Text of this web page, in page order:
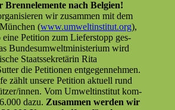
nach Belgien!
wir zusam­men mit dem
(www.umweltinstitut.org),
eine Peti­tion zum Liefer­stopp ges­
Bun­desumwelt­min­is­teri­um wird
Staatssekretärin Rita
die Peti­tio­nen entgegennehmen.
zählt unsere Peti­tion aktuell rund
innen. Vom Umweltin­sti­tut kom­
dazu. Zusam­men wer­den wir